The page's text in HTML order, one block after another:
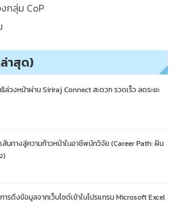
กลุ่ม CoP
าสุด)
ล่วงหน้าผ่าน Siriraj Connect สะดวก รวดเร็ว ลดระยะ
ส้นทางสู่ความก้าวหน้าในอาชีพนักวิจัย (Career Path: ฝัน
)
ารดึงข้อมูลจากเว็บไซต์เข้าในโปรแกรม Microsoft Excel